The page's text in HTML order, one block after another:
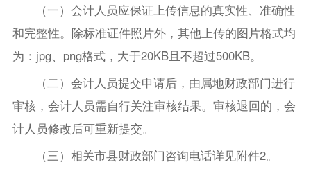
（一）会计人员应保证上传信息的真实性、准确性
和完整性。除标准证件照片外，其他上传的图片格式均
为：jpg、png格式，大于20KB且不超过500KB。
（二）会计人员提交申请后，由属地财政部门进行
审核，会计人员需自行关注审核结果。审核退回的，会
计人员修改后可重新提交。
（三）相关市县财政部门咨询电话详见附件2。